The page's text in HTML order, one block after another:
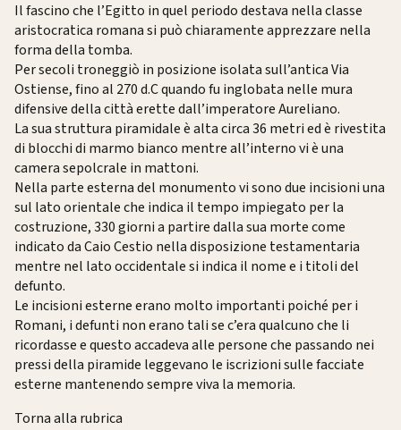
Il fascino che l’Egitto in quel periodo destava nella classe
aristocratica romana si può chiaramente apprezzare nella
forma della tomba.
Per secoli troneggiò in posizione isolata sull’antica Via
Ostiense, fino al 270 d.C quando fu inglobata nelle mura
difensive della città erette dall’imperatore Aureliano.
La sua struttura piramidale è alta circa 36 metri ed è rivestita
di blocchi di marmo bianco mentre all’interno vi è una
camera sepolcrale in mattoni.
Nella parte esterna del monumento vi sono due incisioni una
sul lato orientale che indica il tempo impiegato per la
costruzione, 330 giorni a partire dalla sua morte come
indicato da Caio Cestio nella disposizione testamentaria
mentre nel lato occidentale si indica il nome e i titoli del
defunto.
Le incisioni esterne erano molto importanti poiché per i
Romani, i defunti non erano tali se c’era qualcuno che li
ricordasse e questo accadeva alle persone che passando nei
pressi della piramide leggevano le iscrizioni sulle facciate
esterne mantenendo sempre viva la memoria.
Torna alla rubrica